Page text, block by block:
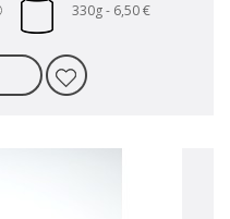
330g -6,50 €